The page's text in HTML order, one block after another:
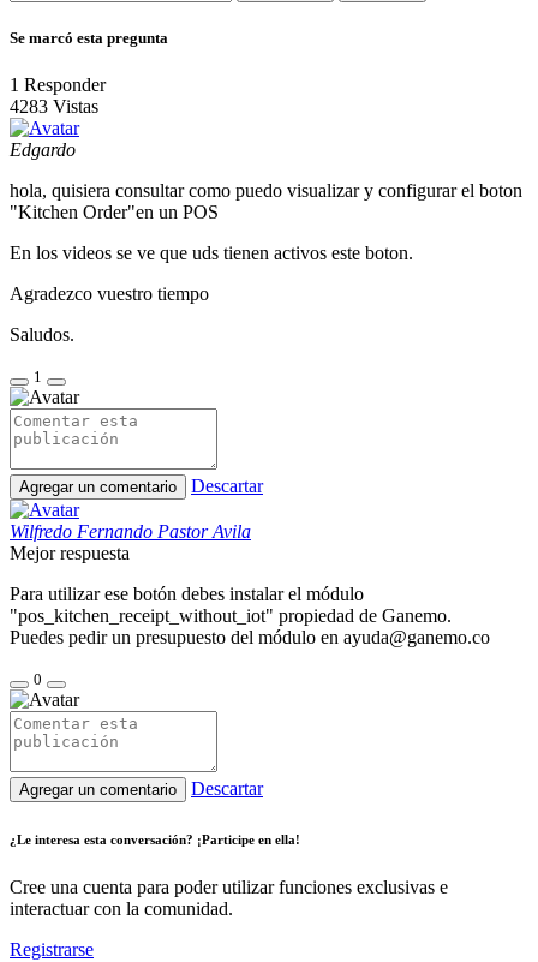
Se marcó esta pregunta
1 Responder
4283 Vistas
Edgardo
hola, quisiera consultar como puedo visualizar y configurar el boton
"Kitchen Order"en un POS
En los videos se ve que uds tienen activos este boton.
Agradezco vuestro tiempo
Saludos.
1
Agregar un comentario Descartar
Wilfredo Fernando Pastor Avila
Mejor respuesta
Para utilizar ese botón debes instalar el módulo
"pos_kitchen_receipt_without_iot" propiedad de Ganemo.
Puedes pedir un presupuesto del módulo en ayuda@ganemo.co
0
Agregar un comentario Descartar
¿Le interesa esta conversación? ¡Participe en ella!
Cree una cuenta para poder utilizar funciones exclusivas e
interactuar con la comunidad.
Registrarse